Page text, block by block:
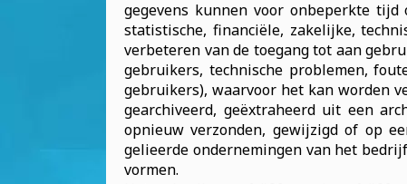
gegevens kunnen voor onbeperkte
statistische, financiële, zakelijke,
verbeteren van de toegang tot aan
gebruikers, technische problemen,
gebruikers), waarvoor het kan worden
gearchiveerd, geëxtraheerd uit een
opnieuw verzonden, gewijzigd of op
gelieerde ondernemingen van het
vormen.